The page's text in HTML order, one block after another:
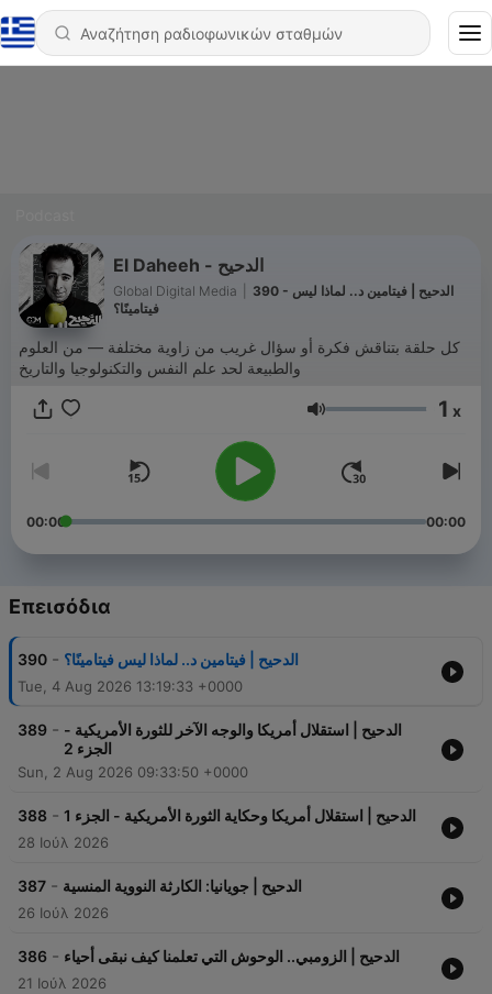
El Daheeh - الدحيح
Global Digital Media
390 - الدحيح | فيتامين د.. لماذا ليس
فيتامينًا؟
كل حلقة بتناقش فكرة أو سؤال غريب من زاوية مختلفة — من العلوم
والطبيعة لحد علم النفس والتكنولوجيا والتاريخ
Ένταση 1 x
00:00 00:00
Επεισόδια
390 - الدحيح | فيتامين د.. لماذا ليس فيتامينًا؟
Tue, 4 Aug 2026 13:19:33 +0000
389 - الدحيح | استقلال أمريكا والوجه الآخر للثورة الأمريكية -
الجزء 2
Sun, 2 Aug 2026 09:33:50 +0000
388 - الدحيح | استقلال أمريكا وحكاية الثورة الأمريكية - الجزء 1
28 Ιούλ 2026
387 - الدحيح | جويانيا: الكارثة النووية المنسية
26 Ιούλ 2026
386 - الدحيح | الزومبي.. الوحوش التي تعلمنا كيف نبقى أحياء
21 Ιούλ 2026